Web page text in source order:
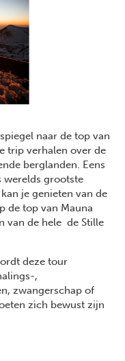
naar de top van
trip verhalen over de
berglanden. Eens
werelds grootste
je genieten van de
de top van Mauna
van de hele de Stille
deze tour
,
zwangerschap of
zich bewust zijn